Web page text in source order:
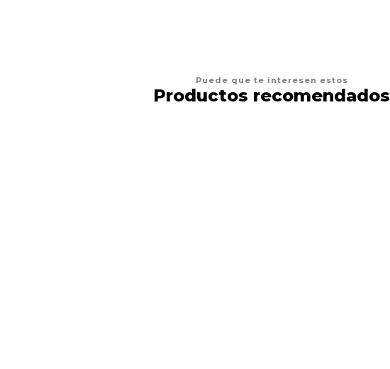
Puede que te interesen estos
Productos recomendados